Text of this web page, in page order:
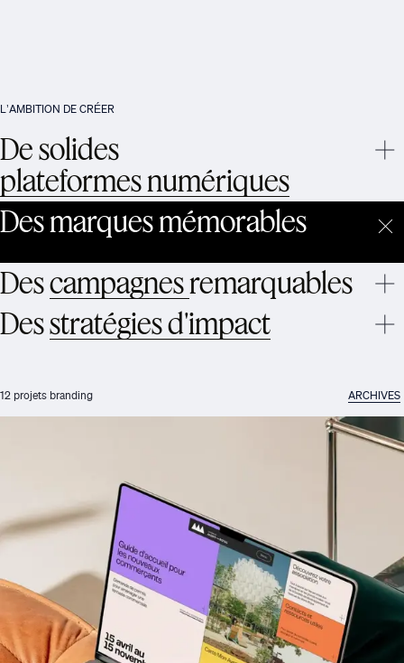
L’AMBITION DE CRÉER
De solides
plateformes numériques
Desmarquesmémorables
Descampagnesremarquables
Desstratégies d'impact
12 projets branding ARCHIVES